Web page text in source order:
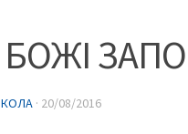
· 20/08/2016